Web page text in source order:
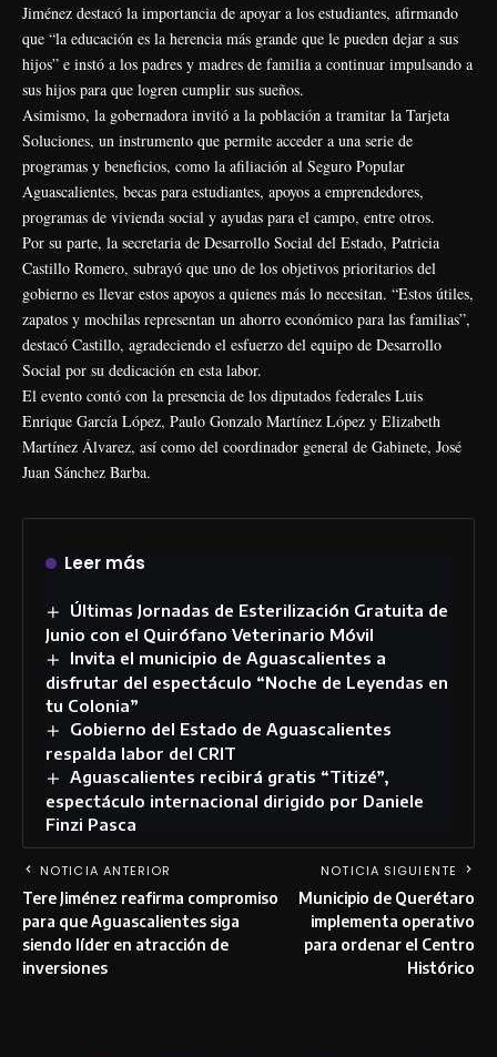
Jiménez destacó la importancia de apoyar a los estudiantes, afirmando
que “la educación es la herencia más grande que le pueden dejar a sus
hijos” e instó a los padres y madres de familia a continuar impulsando a
sus hijos para que logren cumplir sus sueños.
Asimismo, la gobernadora invitó a la población a tramitar la Tarjeta
Soluciones, un instrumento que permite acceder a una serie de
programas y beneficios, como la afiliación al Seguro Popular
Aguascalientes, becas para estudiantes, apoyos a emprendedores,
programas de vivienda social y ayudas para el campo, entre otros.
Por su parte, la secretaria de Desarrollo Social del Estado, Patricia
Castillo Romero, subrayó que uno de los objetivos prioritarios del
gobierno es llevar estos apoyos a quienes más lo necesitan. “Estos útiles,
zapatos y mochilas representan un ahorro económico para las familias”,
destacó Castillo, agradeciendo el esfuerzo del equipo de Desarrollo
Social por su dedicación en esta labor.
El evento contó con la presencia de los diputados federales Luis
Enrique García López, Paulo Gonzalo Martínez López y Elizabeth
Martínez Álvarez, así como del coordinador general de Gabinete, José
Juan Sánchez Barba.
Leer más
Últimas Jornadas de Esterilización Gratuita de
Junio con el Quirófano Veterinario Móvil
Invita el municipio de Aguascalientes a
disfrutar del espectáculo “Noche de Leyendas en
tu Colonia”
Gobierno del Estado de Aguascalientes
respalda labor del CRIT
Aguascalientes recibirá gratis “Titizé”,
espectáculo internacional dirigido por Daniele
Finzi Pasca
NOTICIA ANTERIOR
Tere Jiménez reafirma compromiso
para que Aguascalientes siga
siendo líder en atracción de
inversiones
NOTICIA SIGUIENTE
Municipio de Querétaro
implementa operativo
para ordenar el Centro
Histórico